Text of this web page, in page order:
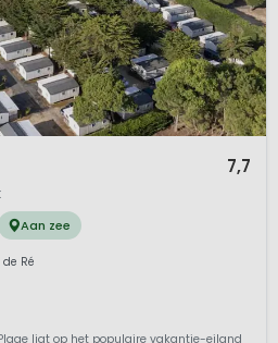
7,7
Aan zee
Ré
ligt op het populaire vakantie-eiland